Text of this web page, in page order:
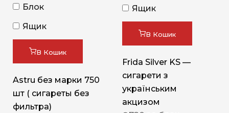
Блок
Ящик
В Кошик
Astru без марки 750
шт ( сигареты без
фильтра)
Ящик
В Кошик
Frida Silver KS —
сигарети з
українським
акцизом